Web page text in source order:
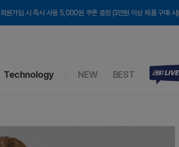
회원가입 시 즉시 사용 5,000원 쿠폰 증정 (3만원 이상 제품 구매 시)
Technology NEW BEST